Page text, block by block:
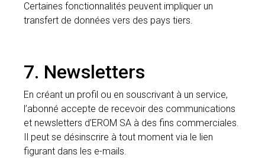
Certaines fonctionnalités peuvent impliquer un
transfert de données vers des pays tiers.
7. Newsletters
En créant un profil ou en souscrivant à un service,
l’abonné accepte de recevoir des communications
et newsletters d’EROM SA à des fins commerciales.
Il peut se désinscrire à tout moment via le lien
figurant dans les e-mails.